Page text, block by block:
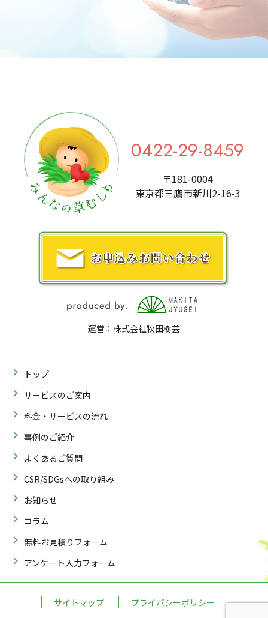
0422-29-8459
〒181-0004
東京都三鷹市新川2-16-3
運営：株式会社牧田樹芸
トップ
サービスのご案内
料金・サービスの流れ
事例のご紹介
よくあるご質問
CSR/SDGsへの取り組み
お知らせ
コラム
無料お見積りフォーム
アンケート入力フォーム
サイトマップ プライバシーポリシー